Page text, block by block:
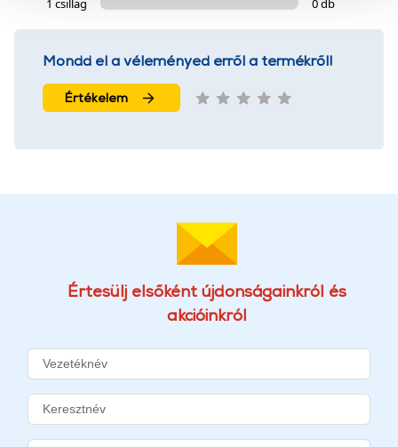
szolgáltatásaink biztosításához szükségesek. Az oldal
1 csillag
0 db
Mondd el a véleményed erről a termékről!
Értékelem
Értesülj elsőként újdonságainkról és
akcióinkról